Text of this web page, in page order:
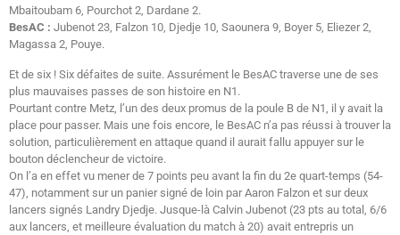
Mbaitoubam 6, Pourchot 2, Dardane 2.
BesAC : Jubenot 23, Falzon 10, Djedje 10, Saounera 9, Boyer 5, Eliezer 2,
Magassa 2, Pouye.
Et de six ! Six défaites de suite. Assurément le BesAC traverse une de ses
plus mauvaises passes de son histoire en N1.
Pourtant contre Metz, l’un des deux promus de la poule B de N1, il y avait la
place pour passer. Mais une fois encore, le BesAC n’a pas réussi à trouver la
solution, particulièrement en attaque quand il aurait fallu appuyer sur le
bouton déclencheur de victoire.
On l’a en effet vu mener de 7 points peu avant la fin du 2e quart-temps (54-
47), notamment sur un panier signé de loin par Aaron Falzon et sur deux
lancers signés Landry Djedje. Jusque-là Calvin Jubenot (23 pts au total, 6/6
aux lancers, et meilleure évaluation du match à 20) avait entrepris un